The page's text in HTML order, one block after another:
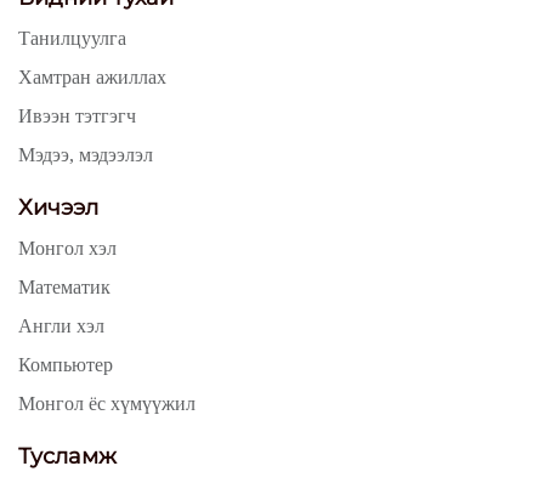
Танилцуулга
Хамтран ажиллах
Ивээн тэтгэгч
Мэдээ, мэдээлэл
Хичээл
Монгол хэл
Математик
Англи хэл
Компьютер
Монгол ёс хүмүүжил
Тусламж